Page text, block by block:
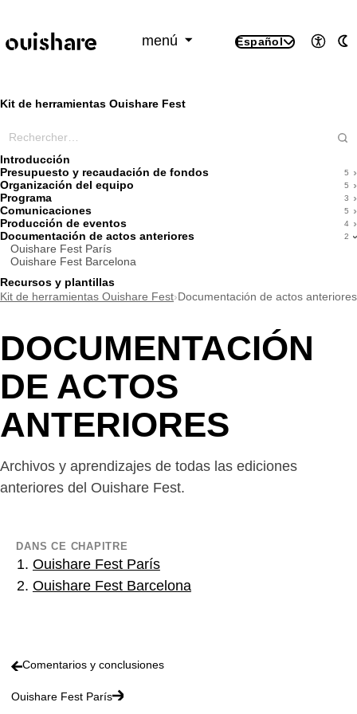
menú
Español
Kit de herramientas Ouishare Fest
Introducción
Presupuesto y recaudación de fondos
5
Organización del equipo 5
Programa 3
Comunicaciones 5
Producción de eventos 4
Documentación de actos anteriores 2
Ouishare Fest París
Ouishare Fest Barcelona
Recursos y plantillas
Kit de herramientas Ouishare Fest› Documentación de actos anteriores
DOCUMENTACIÓN
DE ACTOS
ANTERIORES
Archivos y aprendizajes de todas las ediciones
anteriores del Ouishare Fest.
DANS CE CHAPITRE
Ouishare Fest París
Ouishare Fest Barcelona
Comentarios y conclusiones
Ouishare Fest París